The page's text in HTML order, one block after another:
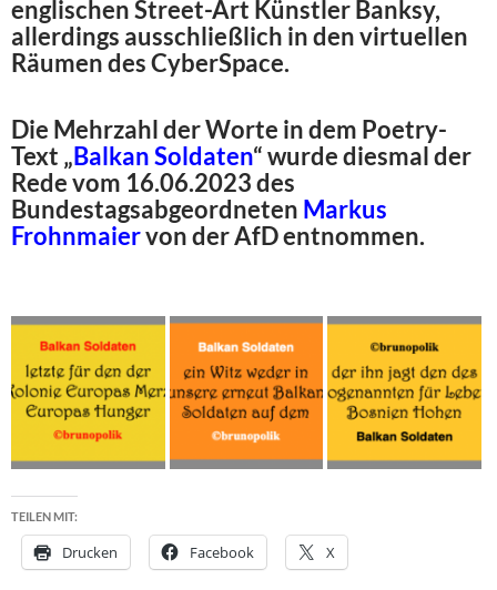
englischen Street-Art Künstler Banksy,
allerdings ausschließlich in den virtuellen
Räumen des CyberSpace.
Die Mehrzahl der Worte in dem Poetry-
Text „Balkan Soldaten“ wurde diesmal der
Rede vom 16.06.2023 des
Bundestagsabgeordneten Markus
Frohnmaiervon der AfD entnommen.
TEILEN MIT:
Drucken Facebook X